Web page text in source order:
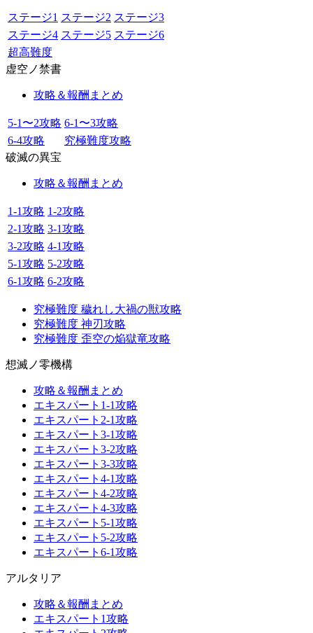
ステージ1 ステージ2 ステージ3
ステージ4 ステージ5 ステージ6
超高難度
虚空ノ禁書
攻略＆報酬まとめ
5-1〜2攻略 6-1〜3攻略
6-4攻略
究極難度攻略
破滅の異宝
攻略＆報酬まとめ
1-1攻略 1-2攻略
2-1攻略 3-1攻略
3-2攻略 4-1攻略
5-1攻略 5-2攻略
6-1攻略 6-2攻略
究極難度 穢れし大禍の獣攻略
究極難度 神刃攻略
究極難度 歪空の焔獄竜攻略
想滅ノ零機構
攻略＆報酬まとめ
エキスパート1-1攻略
エキスパート2-1攻略
エキスパート3-1攻略
エキスパート3-2攻略
エキスパート3-3攻略
エキスパート4-1攻略
エキスパート4-2攻略
エキスパート4-3攻略
エキスパート5-1攻略
エキスパート5-2攻略
エキスパート6-1攻略
アルタリア
攻略＆報酬まとめ
エキスパート1攻略